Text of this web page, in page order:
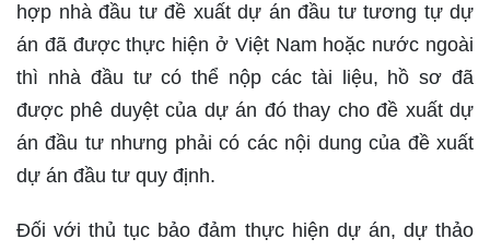
hợp nhà đầu tư đề xuất dự án đầu tư tương tự dự
án đã được thực hiện ở Việt Nam hoặc nước ngoài
thì nhà đầu tư có thể nộp các tài liệu, hồ sơ đã
được phê duyệt của dự án đó thay cho đề xuất dự
án đầu tư nhưng phải có các nội dung của đề xuất
dự án đầu tư quy định.
Đối với thủ tục bảo đảm thực hiện dự án, dự thảo